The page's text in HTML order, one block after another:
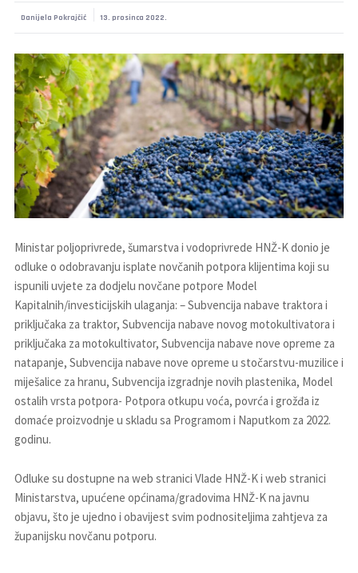
Danijela Pokrajčić 13. prosinca 2022.
Ministar poljoprivrede, šumarstva i vodoprivrede HNŽ-K donio je
odluke o odobravanju isplate novčanih potpora klijentima koji su
ispunili uvjete za dodjelu novčane potpore Model
Kapitalnih/investicijskih ulaganja: – Subvencija nabave traktora i
priključaka za traktor, Subvencija nabave novog motokultivatora i
priključaka za motokultivator, Subvencija nabave nove opreme za
natapanje, Subvencija nabave nove opreme u stočarstvu-muzilice i
miješalice za hranu, Subvencija izgradnje novih plastenika, Model
ostalih vrsta potpora- Potpora otkupu voća, povrća i grožđa iz
domaće proizvodnje u skladu sa Programom i Naputkom za 2022.
godinu.
Odluke su dostupne na web stranici Vlade HNŽ-K i web stranici
Ministarstva, upućene općinama/gradovima HNŽ-K na javnu
objavu, što je ujedno i obavijest svim podnositeljima zahtjeva za
županijsku novčanu potporu.